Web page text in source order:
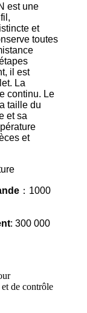
est une
et
toutes
il est
La
continu. Le
taille du
et sa
et
：1000
: 300 000